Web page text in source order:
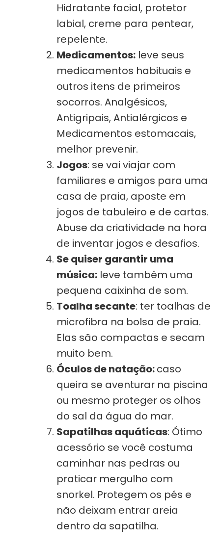
Hidratante facial, protetor
labial, creme para pentear,
repelente.
Medicamentos: leve seus
medicamentos habituais e
outros itens de primeiros
socorros. Analgésicos,
Antigripais, Antialérgicos e
Medicamentos estomacais,
melhor prevenir.
Jogos: se vai viajar com
familiares e amigos para uma
casa de praia, aposte em
jogos de tabuleiro e de cartas.
Abuse da criatividade na hora
de inventar jogos e desafios.
Se quiser garantir uma
música: leve também uma
pequena caixinha de som.
Toalha secante: ter toalhas de
microfibra na bolsa de praia.
Elas são compactas e secam
muito bem.
Óculos de natação:caso
queira se aventurar na piscina
ou mesmo proteger os olhos
do sal da água do mar.
Sapatilhas aquáticas: Ótimo
acessório se você costuma
caminhar nas pedras ou
praticar mergulho com
snorkel. Protegem os pés e
não deixam entrar areia
dentro da sapatilha.